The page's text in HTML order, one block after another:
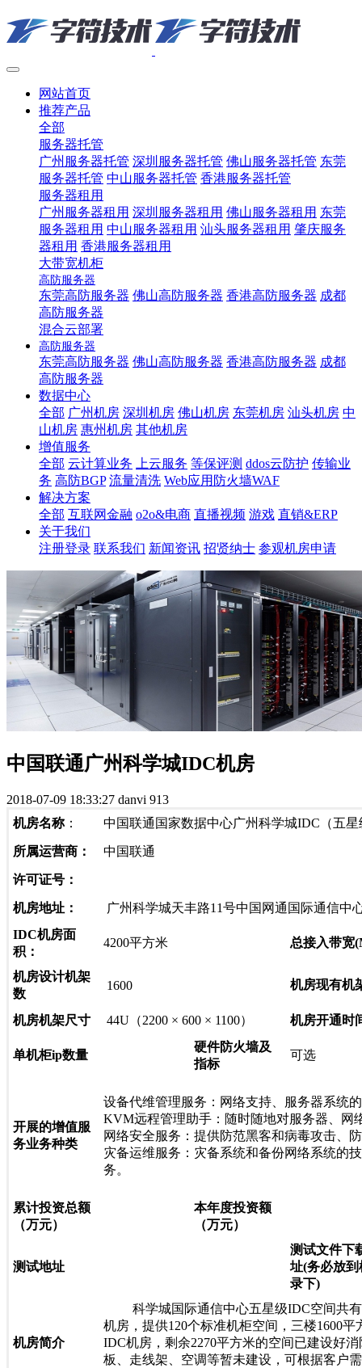
网站首页
推荐产品
全部
服务器托管
广州服务器托管 深圳服务器托管 佛山服务器托管 东莞
服务器托管 中山服务器托管 香港服务器托管
服务器租用
广州服务器租用 深圳服务器租用 佛山服务器租用 东莞
服务器租用 中山服务器租用 汕头服务器租用 肇庆服务
器租用 香港服务器租用
大带宽机柜
高防服务器
东莞高防服务器 佛山高防服务器 香港高防服务器 成都
高防服务器
混合云部署
高防服务器
东莞高防服务器 佛山高防服务器 香港高防服务器 成都
高防服务器
数据中心
全部 广州机房 深圳机房 佛山机房 东莞机房 汕头机房 中
山机房 惠州机房 其他机房
增值服务
全部 云计算业务 上云服务 等保评测 ddos云防护 传输业
务 高防BGP 流量清洗 Web应用防火墙WAF
解决方案
全部 互联网金融 o2o&电商 直播视频 游戏 直销&ERP
关于我们
注册登录 联系我们 新闻资讯 招贤纳士 参观机房申请
中国联通广州科学城IDC机房
2018-07-09 18:33:27 danvi 913
机房名称： 中国联通国家数据中心广州科学城IDC（五星
所属运营商： 中国联通
许可证号：
机房地址：
广州科学城天丰路11号中国网通国际通信中
IDC机房面
积：
4200平方米 总接入带宽
机房设计机架
数
1600 机房现有机
机房机架尺寸 44U（2200 × 600 × 1100） 机房开通时
单机柜ip数量
硬件防火墙及
指标
可选
开展的增值服
务业务种类
设备代维管理服务：网络支持、服务器系统
KVM远程管理助手：随时随地对服务器、网
网络安全服务：提供防范黑客和病毒攻击、
灾备运维服务：灾备系统和备份网络系统的
务。
累计投资总额
（万元）
本年度投资额
（万元）
测试地址
测试文件下
址(务必放到
录下)
机房简介
科学城国际通信中心五星级IDC空间共有
机房，提供120个标准机柜空间，三楼1600
IDC机房，剩余2270平方米的空间已建设好
板、走线架、空调等暂未建设，可根据客户